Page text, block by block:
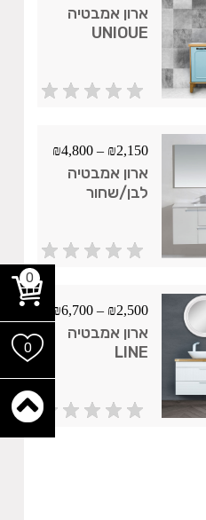
ארון אמבטיה
UNIOUE
₪2,150
–
₪4,800
ארון אמבטיה
לבן/שחור
₪2,500
–
₪6,700
ארון אמבטיה
LINE
0
0